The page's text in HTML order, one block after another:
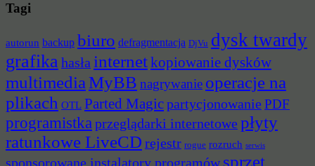
Tagi
autorun backup biuro defragmentacja DjVu dysk twardy
grafika hasła internetkopiowanie dysków
multimediaMyBB nagrywanie operacje na
plikach OTL Parted Magicpartycjonowanie PDF
programistka przeglądarki internetowe płyty
ratunkowe LiveCD rejestr rogue rozruch serwis
sponsorowane instalatory programów sprzęt